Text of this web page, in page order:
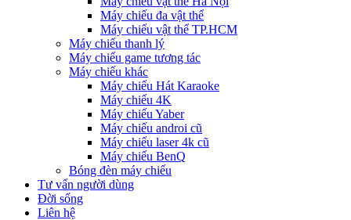
Máy chiếu đa vật thể
Máy chiếu vật thể TP.HCM
Máy chiếu thanh lý
Máy chiếu game tương tác
Máy chiếu khác
Máy chiếu Hát Karaoke
Máy chiếu 4K
Máy chiếu Yaber
Máy chiếu androi cũ
Máy chiếu laser 4k cũ
Máy chiếu BenQ
Bóng đèn máy chiếu
Tư vấn người dùng
Đời sống
Liên hệ